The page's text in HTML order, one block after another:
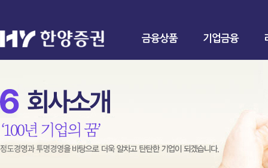
금융상품 기업금융